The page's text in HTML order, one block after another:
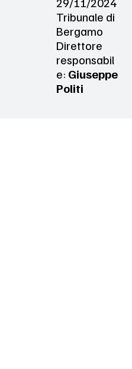
Tribunale di
Bergamo
Direttore
responsabil
e: Giuseppe
Politi